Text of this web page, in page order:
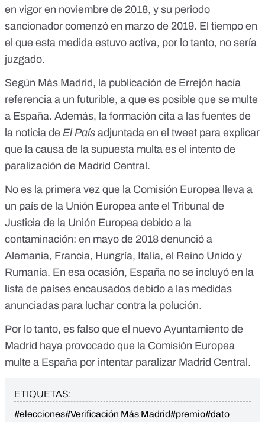
en vigor en noviembre de 2018, y su periodo
sancionador comenzó en marzo de 2019. El tiempo en
el que esta medida estuvo activa, por lo tanto, no sería
juzgado.
Según Más Madrid, la publicación de Errejón hacía
referencia a un futurible, a que es posible que se multe
a España. Además, la formación cita a las fuentes de
la noticia de El País adjuntada en el tweet para explicar
que la causa de la supuesta multa es el intento de
paralización de Madrid Central.
No es la primera vez que la Comisión Europea lleva a
un país de la Unión Europea ante el Tribunal de
Justicia de la Unión Europea debido a la
contaminación: en mayo de 2018 denunció a
Alemania, Francia, Hungría, Italia, el Reino Unido y
Rumanía. En esa ocasión, España no se incluyó en la
lista de países encausados debido a las medidas
anunciadas para luchar contra la polución.
Por lo tanto, es falso que el nuevo Ayuntamiento de
Madrid haya provocado que la Comisión Europea
multe a España por intentar paralizar Madrid Central.
ETIQUETAS:
#elecciones#Verificación Más Madrid#premio#dato